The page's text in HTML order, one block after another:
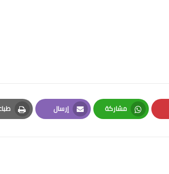
مشاركة
Whatsapp
إرسال
Email
Print